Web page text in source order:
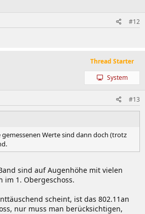
#12
Thread Starter
System
#13
Werte sind dann doch (trotz
sind auf Augenhöhe mit vielen
im 1. Obergeschoss.
scheint, ist das 802.11an
nur muss man berücksichtigen,